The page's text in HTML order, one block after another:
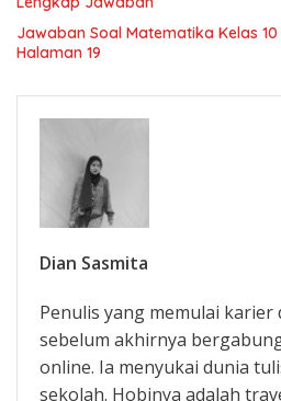
Jawaban Soal Matematika Kelas
Halaman 19
Dian Sasmita
Penulis yang memulai
sebelum akhirnya
online. Ia menyukai dunia
sekolah. Hobinya adalah